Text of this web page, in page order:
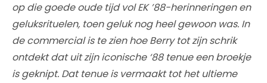
op die goede oude tijd vol EK ’88-herinneringen en
geluksrituelen, toen geluk nog heel gewoon was. In
de commercial is te zien hoe Berry tot zijn schrik
ontdekt dat uit zijn iconische ‘88 tenue een broekje
is geknipt. Dat tenue is vermaakt tot het ultieme